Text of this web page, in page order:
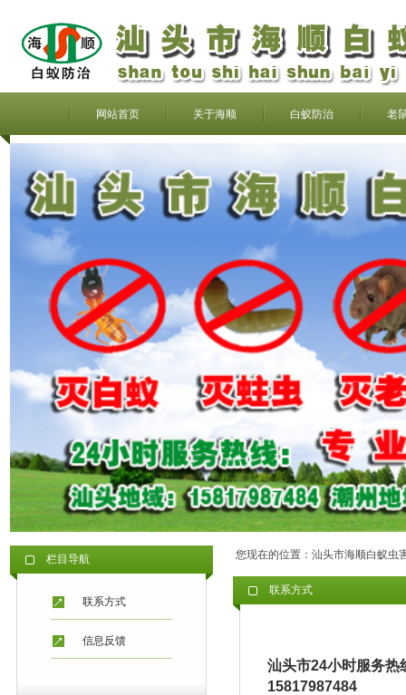
网站首页 关于海顺 白蚁防治 老
栏目导航
联系方式
信息反馈
联系方式
汕头市24小时服务热
15817987484
您现在的位置： 汕头市海顺白蚁虫